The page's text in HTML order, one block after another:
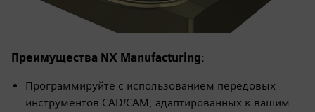
Преимущества NX Manufacturing:
Программируйте с использованием передовых
инструментов CAD/CAM, адаптированных к вашим